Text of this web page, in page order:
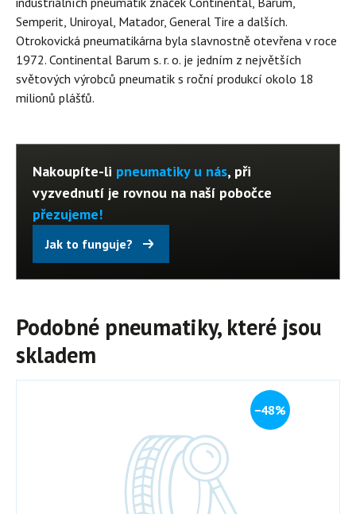
Semperit, Uniroyal, Matador, General Tire a dalších.
Otrokovická pneumatikárna byla slavnostně otevřena v roce
1972. Continental Barum s. r. o. je jedním z největších
světových výrobců pneumatik s roční produkcí okolo 18
milionů plášťů.
Nakoupíte-li pneumatiky u nás, při
vyzvednutí je rovnou na naší pobočce
přezujeme!
Jak to funguje?
Podobné pneumatiky, které jsou
skladem
−48%